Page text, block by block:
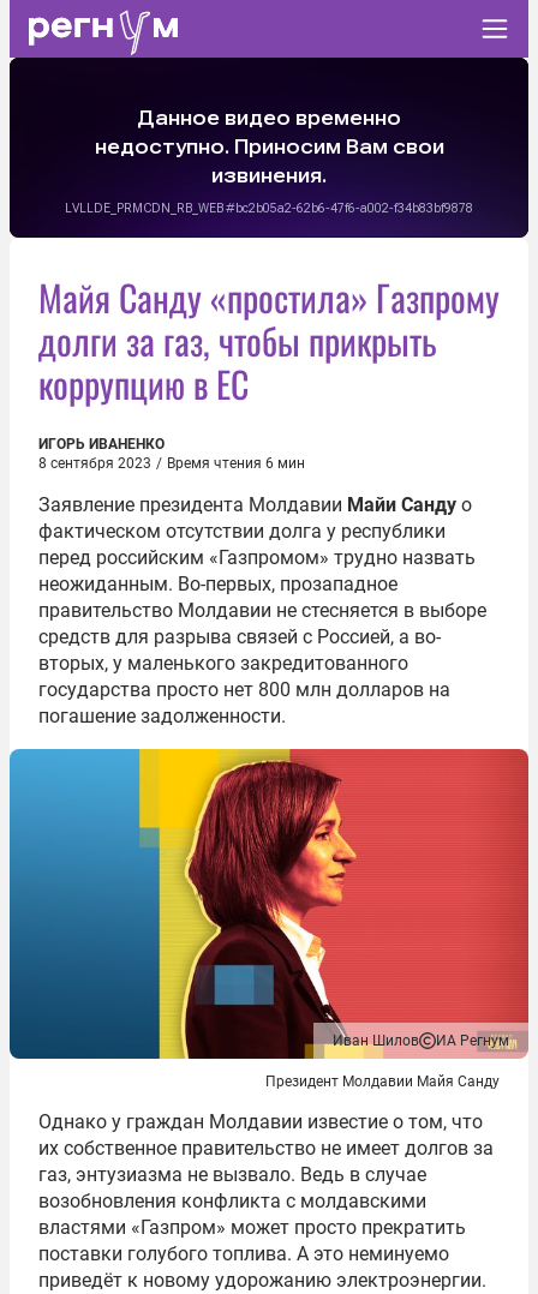
Майя Санду «простила» Газпрому
долги за газ, чтобы прикрыть
коррупцию в ЕС
ИГОРЬ ИВАНЕНКО
8 сентября 2023 / Время чтения 6 мин
Заявление президента Молдавии Майи Санду о
фактическом отсутствии долга у республики
перед российским «Газпромом» трудно назвать
неожиданным. Во-первых, прозападное
правительство Молдавии не стесняется в выборе
средств для разрыва связей с Россией, а во-
вторых, у маленького закредитованного
государства просто нет 800 млн долларов на
погашение задолженности.
Иван Шилов ИА Регнум
Президент Молдавии Майя Санду
Однако у граждан Молдавии известие о том, что
их собственное правительство не имеет долгов за
газ, энтузиазма не вызвало. Ведь в случае
возобновления конфликта с молдавскими
властями «Газпром» может просто прекратить
поставки голубого топлива. А это неминуемо
приведёт к новому удорожанию электроэнергии.